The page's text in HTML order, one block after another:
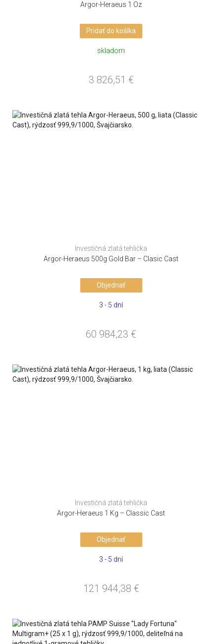
Argor-Heraeus 1 Oz
Pridať do košíka
skladom
3 826,51 €
Investičná zlatá tehlička
Argor-Heraeus 500g Gold Bar – Clasic Cast
Objednať
3 - 5 dní
60 984,23 €
Investičná zlatá tehlička
Argor-Heraeus 1 Kg – Classic Cast
Objednať
3 - 5 dní
121 944,38 €